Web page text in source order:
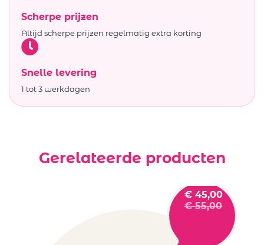
Scherpe prijzen
Altijd scherpe prijzen regelmatig extra korting
Snelle levering
1 tot 3 werkdagen
Gerelateerde producten
€ 45,00
€55,00